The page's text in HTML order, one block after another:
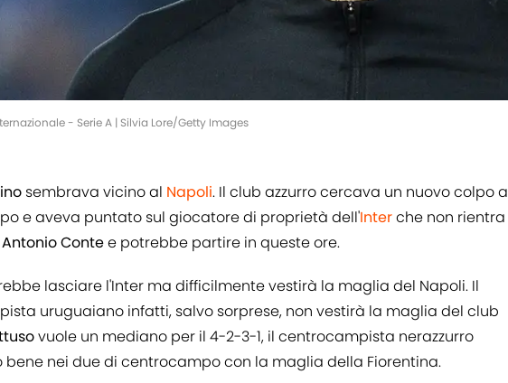
- Serie A | Silvia Lore/Getty Images
sembrava vicino al Napoli. Il club azzurro cercava un nuovo colpo a
e aveva puntato sul giocatore di proprietà dell'Interche non rientra
AntonioContee potrebbe partire in queste ore.
lasciare l'Inter ma difficilmente vestirà la maglia del Napoli. Il
uruguaiano infatti, salvo sorprese, non vestirà la maglia del club
vuole un mediano per il 4-2-3-1, il centrocampista nerazzurro
nei due di centrocampo con la maglia della Fiorentina.